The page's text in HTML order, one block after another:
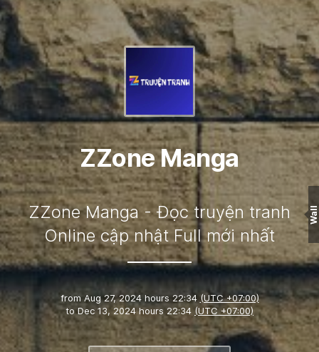
ZZone Manga
ZZone Manga - Đọc truyện tranh
Online cập nhật Full mới nhất
from Aug 27, 2024 hours 22:34 (UTC +07:00)
toDec 13, 2024 hours 22:34 (UTC +07:00)
Wall